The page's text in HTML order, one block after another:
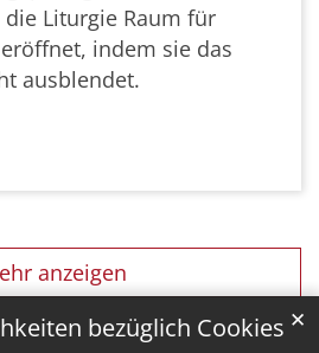
bezüglich Cookies ✕
Liturgie Raum für
indem sie das
ausblendet.
anzeigen